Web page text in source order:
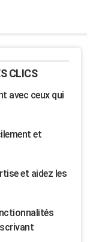
CLICS
avec ceux qui
et
et aidez les